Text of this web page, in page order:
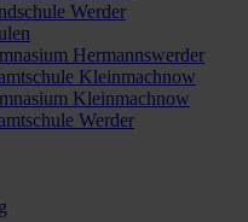
Werder
Hermannswerder
Kleinmachnow
Kleinmachnow
Werder